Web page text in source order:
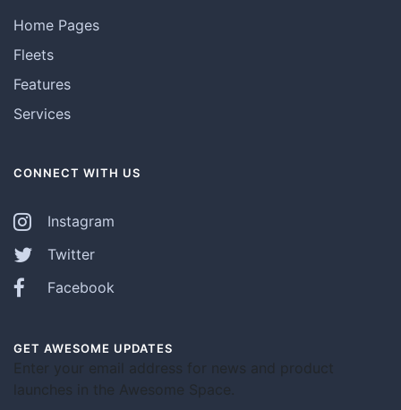
Home Pages
Fleets
Features
Services
CONNECT WITH US
Instagram
Twitter
Facebook
GET AWESOME UPDATES
Enter your email address for news and product
launches in the Awesome Space.